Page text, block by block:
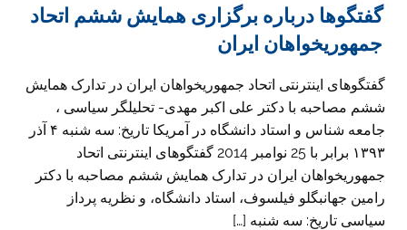
گفتگوها درباره برگزاری همایش ششم اتحاد
جمهوريخواهان ايران
گفتگوهای اینترنتی اتحاد جمهوريخواهان ايران در تدارک همایش
ششم مصاحبه با دکتر علی اکبر مهدی- تحلیلگر سیاسی ،
جامعه شناس و استاد دانشگاه در آمریكا تاريخ: سه شنبه ۴ آذر
۱۳۹۳ برابر با 25 نوامبر 2014 گفتگوهای اینترنتی اتحاد
جمهوريخواهان ايران در تدارک همایش ششم مصاحبه با دکتر
رامين جهانبگلو فیلسوف، استاد دانشگاه، و نظريه پرداز
سياسی تاريخ: سه شنبه […]